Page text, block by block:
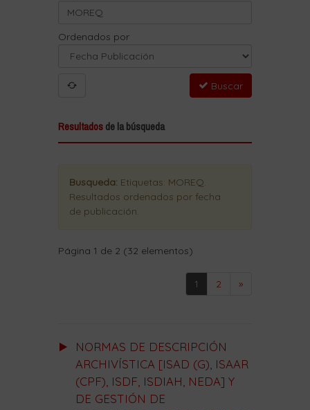
Ordenados por
Buscar
Resultadosde la búsqueda
Busqueda: Etiquetas: MOREQ.
Resultados ordenados por fecha
de publicación.
Página 1 de 2 (32 elementos)
1 2 »
NORMAS DE DESCRIPCIÓN
ARCHIVÍSTICA [ISAD (G), ISAAR
(CPF), ISDF, ISDIAH, NEDA] Y
DE GESTIÓN DE